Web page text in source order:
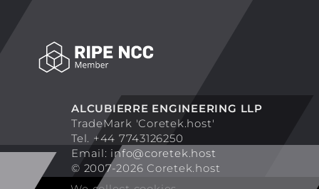
ALCUBIERRE ENGINEERING LLP
TradeMark 'Coretek.host'
Tel. +44 7743126250
Email: info@coretek.host
© 2007-2026 Coretek.host